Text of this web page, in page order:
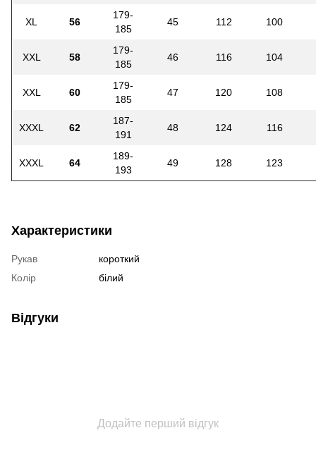
XL 56
179-
185
45 112 100
XXL 58
179-
185
46 116 104
XXL 60
179-
185
47 120 108
XXXL 62
187-
191
48 124 116
XXXL 64
189-
193
49 128 123
Характеристики
Рукав
короткий
Колір
білий
Відгуки
Додайте перший відгук